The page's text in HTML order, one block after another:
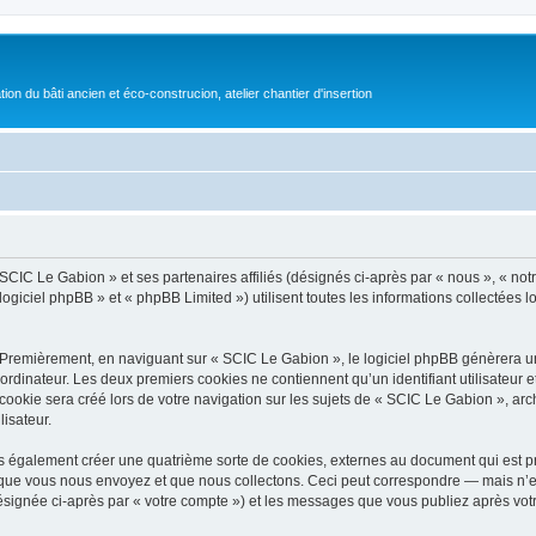
du bâti ancien et éco-construcion, atelier chantier d'insertion
Le Gabion » et ses partenaires affiliés (désignés ci-après par « nous », «
phpBB » et « phpBB Limited ») utilisent toutes les informations collectées
en naviguant sur « SCIC Le Gabion », le logiciel phpBB génèrera
Les deux premiers cookies ne contiennent qu’un identifiant utilisateur
sera créé lors de votre navigation sur les sujets de « SCIC Le Gabion »,
créer une quatrième sorte de cookies, externes au document qui
vous nous envoyez et que nous collectons. Ceci peut correspondre — mais
ci-après par « votre compte ») et les messages que vous publiez après